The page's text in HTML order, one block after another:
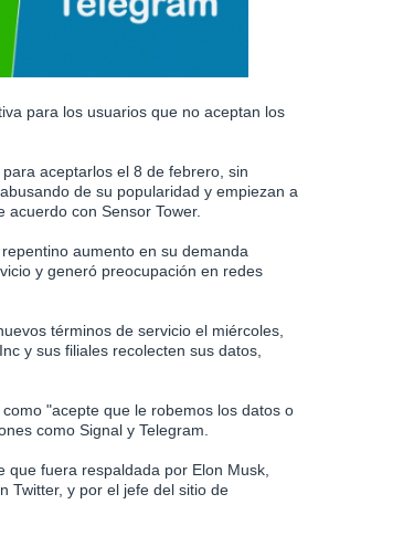
para los usuarios que no aceptan los
aceptarlos el 8 de febrero, sin
de su popularidad y empiezan a
con Sensor Tower.
aumento en su demanda
y generó preocupación en redes
términos de servicio el miércoles,
y sus filiales recolecten sus datos,
"acepte que le robemos los datos o
como Signal y Telegram.
fuera respaldada por Elon Musk,
Twitter, y por el jefe del sitio de